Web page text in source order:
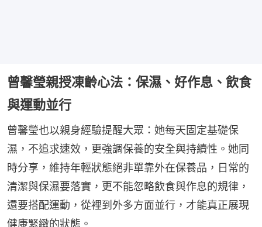
曾馨瑩親授凍齡心法：保濕、好作息、飲食
與運動並行
曾馨瑩也以親身經驗提醒大眾：她每天固定基礎保
濕，不追求速效，更強調保養的安全與持續性。她同
時分享，維持年輕狀態絕非單靠外在保養品，日常的
清潔與保濕要落實，更不能忽略飲食與作息的規律，
還要搭配運動，從裡到外多方面並行，才能真正展現
健康緊緻的狀態。